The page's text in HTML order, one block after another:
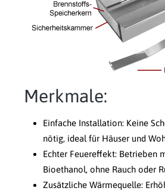
Merkmale:
Einfache Installation: Keine
nötig, ideal für Häuser und
Echter Feuereffekt: Betrieben
Bioethanol, ohne Rauch oder
Zusätzliche Wärmequelle: